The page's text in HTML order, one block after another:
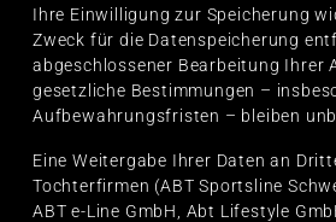
Ihre Einwilligung zur Speicherung
Zweck für die Datenspeicherung
abgeschlossener Bearbeitung Ihrer
gesetzliche Bestimmungen –
Aufbewahrungsfristen – bleiben
Eine Weitergabe Ihrer Daten an
Tochterfirmen (ABT Sportsline
ABT e-Line GmbH, Abt Lifestyle